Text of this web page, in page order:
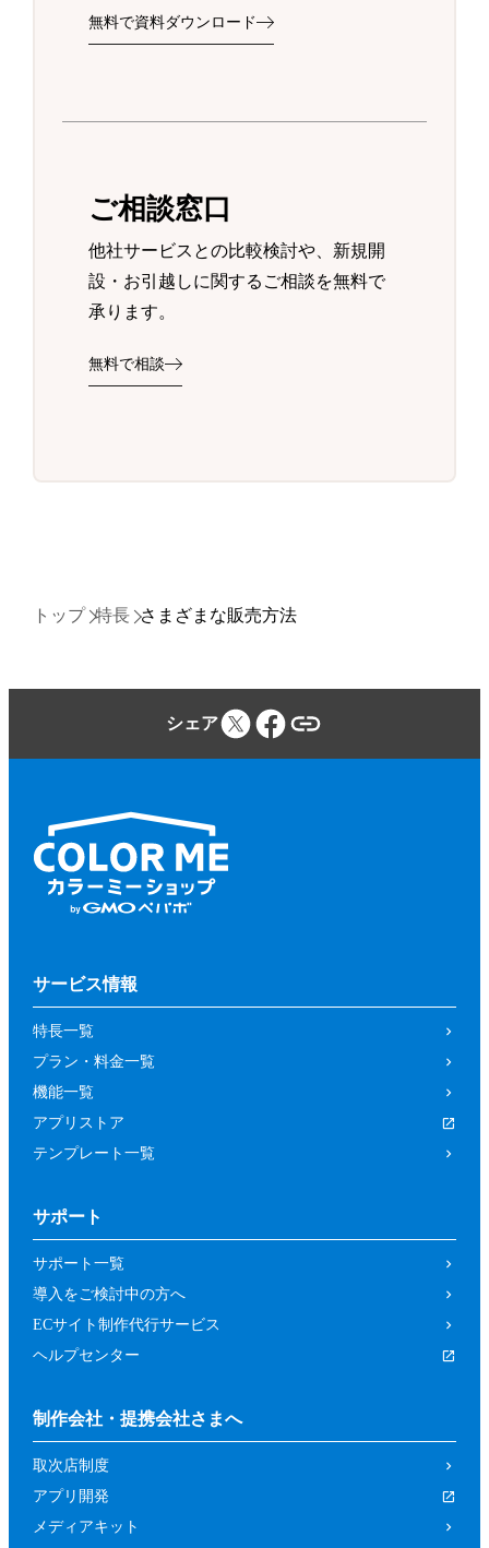
無料で資料ダウンロード
ご相談窓口
他社サービスとの比較検討や、新規開
設・お引越しに関するご相談を無料で
承ります。
無料で相談
トップ 特長 さまざまな販売方法
シェア
サービス情報
特長一覧
プラン・料金一覧
機能一覧
アプリストア
テンプレート一覧
サポート
サポート一覧
導入をご検討中の方へ
ECサイト制作代行サービス
ヘルプセンター
制作会社・提携会社さまへ
取次店制度
アプリ開発
メディアキット